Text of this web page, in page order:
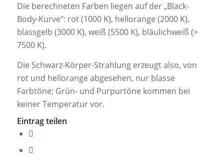
Die berechneten Farben liegen auf der „Black-
Body-Kurve“: rot (1000 K), hellorange (2000 K),
blassgelb (3000 K), weiß (5500 K), bläulichweiß (>
7500 K).
Die Schwarz-Körper-Strahlung erzeugt also, von
rot und hellorange abgesehen, nur blasse
Farbtöne; Grün- und Purpurtöne kommen bei
keiner Temperatur vor.
Eintrag teilen